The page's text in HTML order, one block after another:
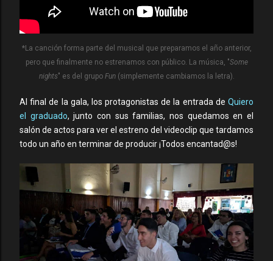
*La canción forma parte del musical que preparamos el año anterior,
pero que finalmente no estrenamos con público. La música, "Some
nights" es del grupo Fun(simplemente cambiamos la letra).
Al final de la gala, los protagonistas de la entrada de Quiero
el graduado, junto con sus familias, nos quedamos en el
salón de actos para ver el estreno del videoclip que tardamos
todo un año en terminar de producir ¡Todos encantad@s!